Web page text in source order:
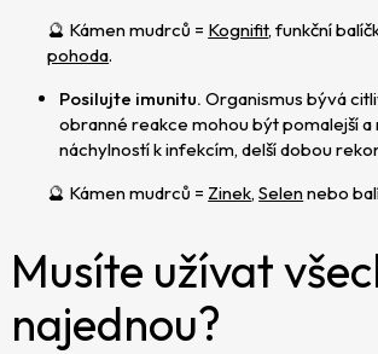
🔮 Kámen mudrců = Kognifit, funkční
pohoda.
Posilujte imunitu. Organismus bývá
obranné reakce mohou být pomalejší
náchylností k infekcím, delší dobou
🔮 Kámen mudrců = Zinek,Selennebo
Musíte užívat
najednou?